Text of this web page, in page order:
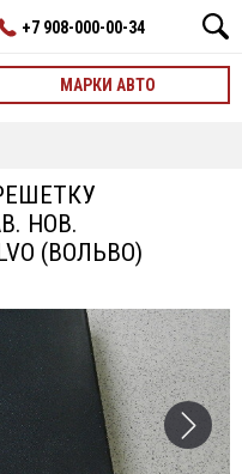
+7 908-000-00-34
МАРКИ АВТО
НОВ.
(ВОЛЬВО)